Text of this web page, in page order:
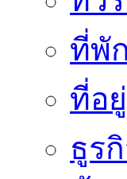
ที่พั
ที่อ
ธูร